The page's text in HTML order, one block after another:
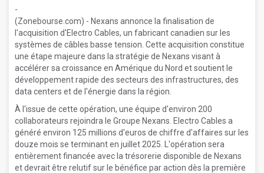
-
(Zonebourse.com) - Nexans annonce la finalisation de
l'acquisition d'Electro Cables, un fabricant canadien sur les
systèmes de câbles basse tension. Cette acquisition constitue
une étape majeure dans la stratégie de Nexans visant à
accélérer sa croissance en Amérique du Nord et soutient le
développement rapide des secteurs des infrastructures, des
data centers et de l'énergie dans la région.
À l'issue de cette opération, une équipe d'environ 200
collaborateurs rejoindra le Groupe Nexans. Electro Cables a
généré environ 125 millions d'euros de chiffre d'affaires sur les
douze mois se terminant en juillet 2025. L'opération sera
entièrement financée avec la trésorerie disponible de Nexans
et devrait être relutif sur le bénéfice par action dès la première